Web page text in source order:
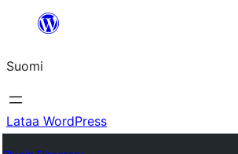
Suomi
Lataa WordPress